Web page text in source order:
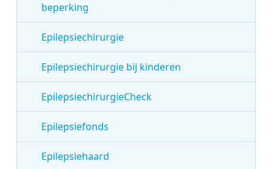
beperking
Epilepsiechirurgie
Epilepsiechirurgie bij kinderen
EpilepsiechirurgieCheck
Epilepsiefonds
Epilepsiehaard